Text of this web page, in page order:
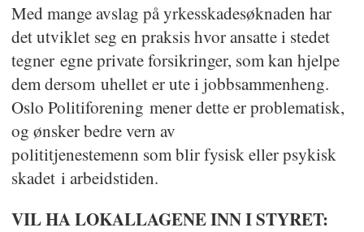
Med mange avslag på yrkesskadesøknaden har
det utviklet seg en praksis hvor ansatte i stedet
tegner egne private forsikringer, som kan hjelpe
dem dersom uhellet er ute i jobbsammenheng.
Oslo Politiforening mener dette er problematisk,
og ønsker bedre vern av
polititjenestemenn som blir fysisk eller psykisk
skadet i arbeidstiden.
VIL HA LOKALLAGENE INN I STYRET: